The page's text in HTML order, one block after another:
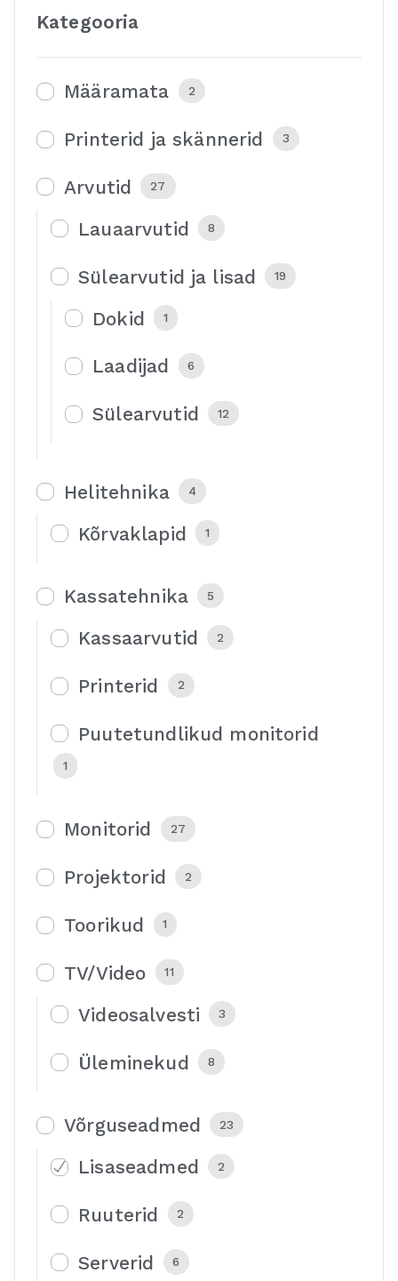
Kategooria
Määramata 2
Printerid ja skännerid 3
Arvutid 27
Lauaarvutid 8
Sülearvutid ja lisad 19
Dokid 1
Laadijad 6
Sülearvutid 12
Helitehnika 4
Kõrvaklapid 1
Kassatehnika 5
Kassaarvutid 2
Printerid 2
Puutetundlikud monitorid
1
Monitorid 27
Projektorid 2
Toorikud 1
TV/Video 11
Videosalvesti 3
Üleminekud 8
Võrguseadmed 23
Lisaseadmed 2
Ruuterid 2
Serverid 6